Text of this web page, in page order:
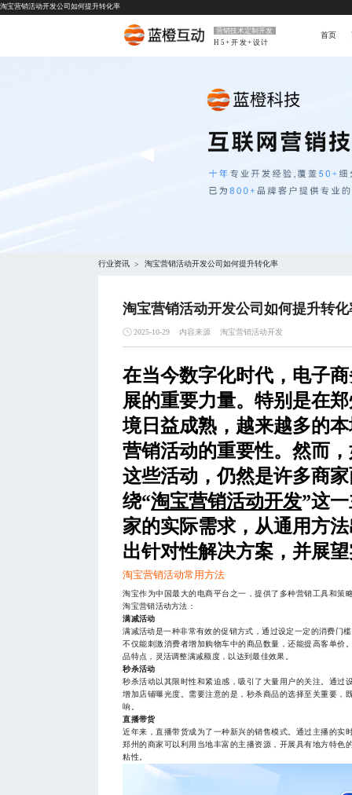
淘宝营销活动开发公司如何提升转化率
营销技术定制开发
H5+开发+设计
首页
行业资讯 > 淘宝营销活动开发公司如何提升转化率
淘宝营销活动开发公司如何提升转化
2025-10-29 内容来源 淘宝营销活动开发
在当今数字化时代，电子
展的重要力量。特别是在
境日益成熟，越来越多的
营销活动的重要性。然而
这些活动，仍然是许多商
绕“淘宝营销活动开发”这
家的实际需求，从通用方
出针对性解决方案，并展
淘宝营销活动常用方法
淘宝作为中国最大的电商平台之一，提供了多种营销工具和策
淘宝营销活动方法：
满减活动
满减活动是一种非常有效的促销方式，通过设定一定的消费门
不仅能刺激消费者增加购物车中的商品数量，还能提高客单价
品特点，灵活调整满减额度，以达到最佳效果。
秒杀活动
秒杀活动以其限时性和紧迫感，吸引了大量用户的关注。通过
增加店铺曝光度。需要注意的是，秒杀商品的选择至关重要，
响。
直播带货
近年来，直播带货成为了一种新兴的销售模式。通过主播的实
郑州的商家可以利用当地丰富的主播资源，开展具有地方特色
粘性。